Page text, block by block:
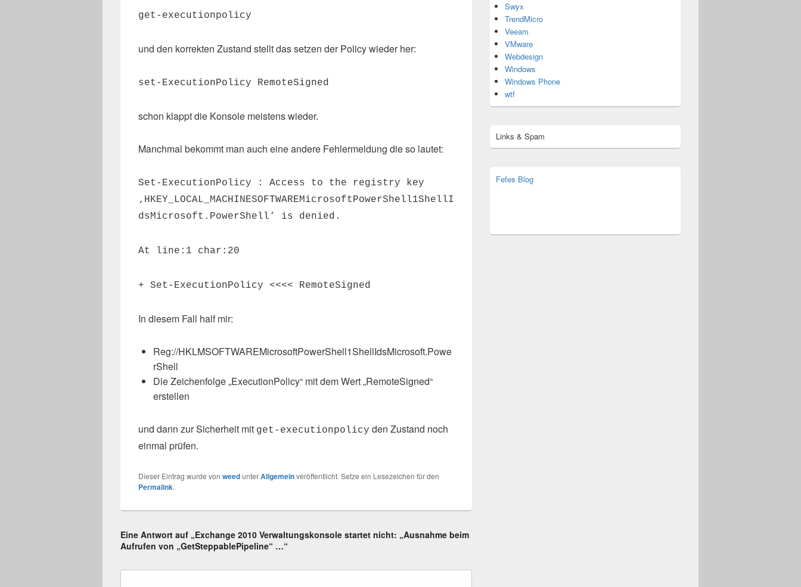
get-executionpolicy
und den korrekten Zustand stellt das setzen der Policy wieder her:
set-ExecutionPolicy RemoteSigned
schon klappt die Konsole meistens wieder.
Manchmal bekommt man auch eine andere Fehlermeldung die so lautet:
Set-ExecutionPolicy : Access to the registry key
‚HKEY_LOCAL_MACHINESOFTWAREMicrosoftPowerShell1ShellI
dsMicrosoft.PowerShell‘ is denied.
At line:1 char:20
+ Set-ExecutionPolicy <<<< RemoteSigned
In diesem Fall half mir:
Reg://HKLMSOFTWAREMicrosoftPowerShell1ShellIdsMicrosoft.Powe
rShell
Die Zeichenfolge „ExecutionPolicy“ mit dem Wert „RemoteSigned“
erstellen
und dann zur Sicherheit mit get-executionpolicy den Zustand noch
einmal prüfen.
Dieser Eintrag wurde von weedunterAllgemeinveröffentlicht. Setze ein Lesezeichen für den
Permalink.
Eine Antwort auf „Exchange 2010 Verwaltungskonsole startet nicht: „Ausnahme beim
Aufrufen von „GetSteppablePipeline“ …“
Swyx
TrendMicro
Veeam
VMware
Webdesign
Windows
Windows Phone
wtf
Links & Spam
Fefes Blog